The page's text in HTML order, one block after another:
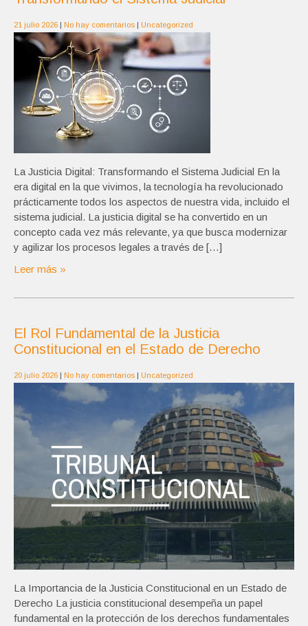
21 julio 2026 | No hay comentarios | Uncategorized
La Justicia Digital: Transformando el Sistema Judicial En la
era digital en la que vivimos, la tecnología ha revolucionado
prácticamente todos los aspectos de nuestra vida, incluido el
sistema judicial. La justicia digital se ha convertido en un
concepto cada vez más relevante, ya que busca modernizar
y agilizar los procesos legales a través de […]
Leer más »
El Rol Fundamental de la Justicia
Constitucional en el Estado de Derecho
20 julio 2026 | No hay comentarios | Uncategorized
La Importancia de la Justicia Constitucional en un Estado de
Derecho La justicia constitucional desempeña un papel
fundamental en la protección de los derechos fundamentales